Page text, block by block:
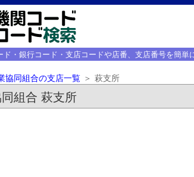
ド・銀行コード・支店コードや店番、支店番号を簡単
協同組合の支店一覧 萩支所
組合 萩支所